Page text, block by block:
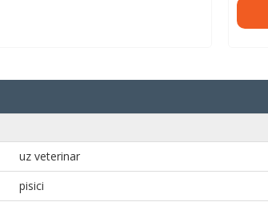
uz veterinar
pisici